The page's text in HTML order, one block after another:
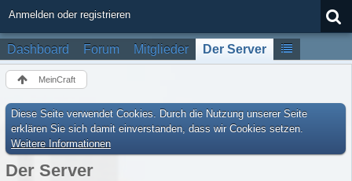
Anmelden oder registrieren
Dashboard Forum Mitglieder Der Server
MeinCraft
Diese Seite verwendet Cookies. Durch die Nutzung unserer Seite
erklären Sie sich damit einverstanden, dass wir Cookies setzen.
Weitere Informationen
Der Server